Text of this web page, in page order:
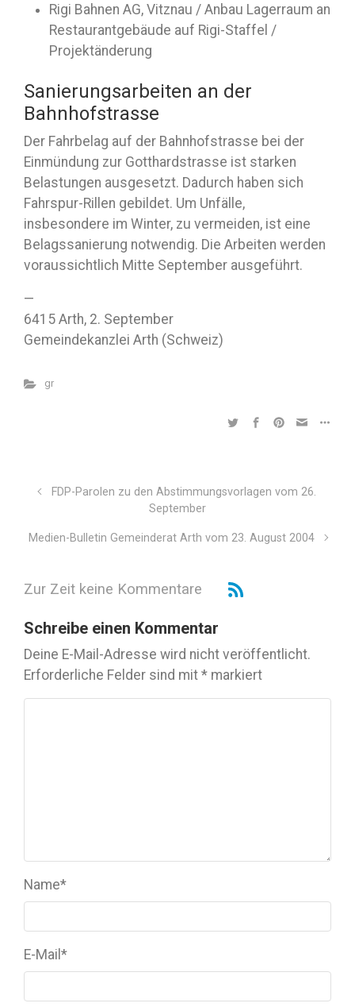
Rigi Bahnen AG, Vitznau / Anbau Lagerraum an
Restaurantgebäude auf Rigi-Staffel /
Projektänderung
Sanierungsarbeiten an der
Bahnhofstrasse
Der Fahrbelag auf der Bahnhofstrasse bei der
Einmündung zur Gotthardstrasse ist starken
Belastungen ausgesetzt. Dadurch haben sich
Fahrspur-Rillen gebildet. Um Unfälle,
insbesondere im Winter, zu vermeiden, ist eine
Belagssanierung notwendig. Die Arbeiten werden
voraussichtlich Mitte September ausgeführt.
—
6415 Arth, 2. September
Gemeindekanzlei Arth (Schweiz)
gr
FDP-Parolen zu den Abstimmungsvorlagen vom 26.
September
Medien-Bulletin Gemeinderat Arth vom 23. August 2004
Zur Zeit keine Kommentare
Schreibe einen Kommentar
Deine E-Mail-Adresse wird nicht veröffentlicht.
Erforderliche Felder sind mit * markiert
Name*
E-Mail *